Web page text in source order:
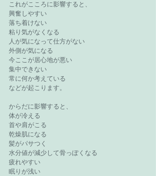
これがこころに影響すると、
興奮しやすい
落ち着けない
粘り気がなくなる
人が気になって仕方がない
外側が気になる
今ここが居心地が悪い
集中できない
常に何か考えている
などが起こります。
からだに影響すると、
体が冷える
首や肩がこる
乾燥肌になる
髪がパサつく
水分値が減少して骨っぽくなる
疲れやすい
眠りが浅い